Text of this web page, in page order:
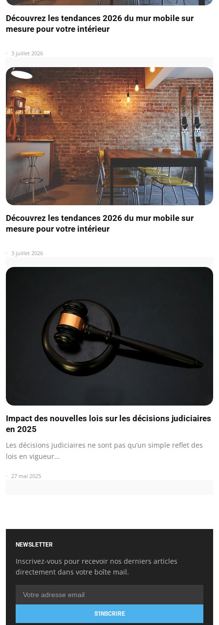
Découvrez les tendances 2026 du mur mobile sur
mesure pour votre intérieur
3 juillet 2026
Découvrez les tendances 2026 du mur mobile sur
mesure pour votre intérieur
3 juillet 2026
Impact des nouvelles lois sur les décisions judiciaires
en 2025
Les décisions judiciaires ne sont pas qu’un simple reflet des
lois en vigueur…
27 mai 2025
NEWSLETTER
Inscrivez-vous pour recevoir nos derniers articles
directement dans votre boîte mail.
S'INSCRIRE